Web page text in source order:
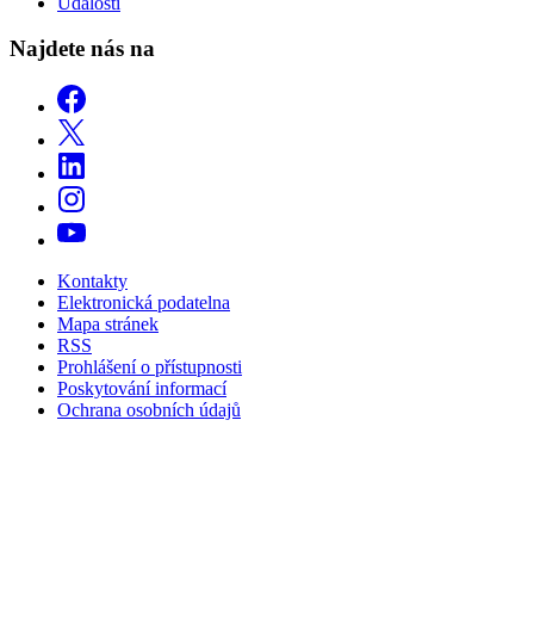
Najdete nás na
Kontakty
Elektronická podatelna
Mapa stránek
RSS
Prohlášení o přístupnosti
Poskytování informací
Ochrana osobních údajů